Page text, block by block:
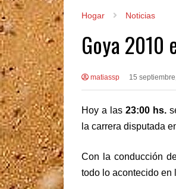
Hogar Noticias
Goya 2010
matiassp 15
Hoy a las 23:00 hs.
la carrera disputada
Con la conducción
todo lo acontecido en